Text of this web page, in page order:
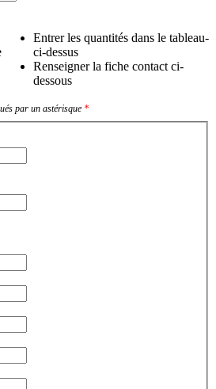
Entrer les quantités dans le tableau-
ci-dessus
Renseigner la fiche contact ci-
dessous
par un astérisque *